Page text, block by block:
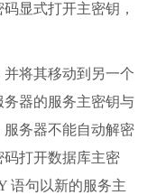
显式打开主密钥，
将其移动到另一个
器的服务主密钥与
服务器不能自动解密
打开数据库主密
语句以新的服务主